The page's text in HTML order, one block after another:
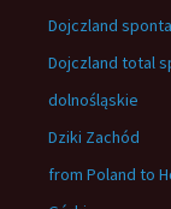
Dojczland
Dojczland total
dolnośląskie
Dziki Zachód
from Poland to